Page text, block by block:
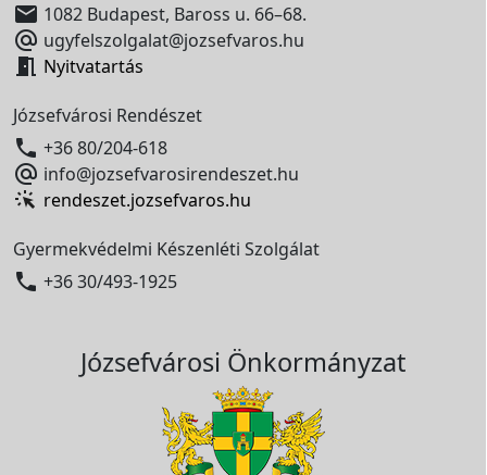
 1082 Budapest, Baross u. 66–68.
 ugyfelszolgalat@jozsefvaros.hu
 Nyitvatartás
Józsefvárosi Rendészet
 +36 80/204-618
 info@jozsefvarosirendeszet.hu
rendeszet.jozsefvaros.hu
Gyermekvédelmi Készenléti Szolgálat
 +36 30/493-1925
Józsefvárosi Önkormányzat